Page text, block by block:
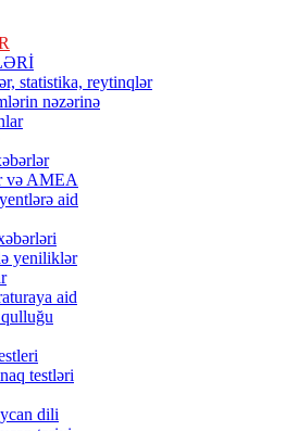
statistika, reytinqlər
nəzərinə
və AMEA
aid
yeniliklər
aid
testləri
dili